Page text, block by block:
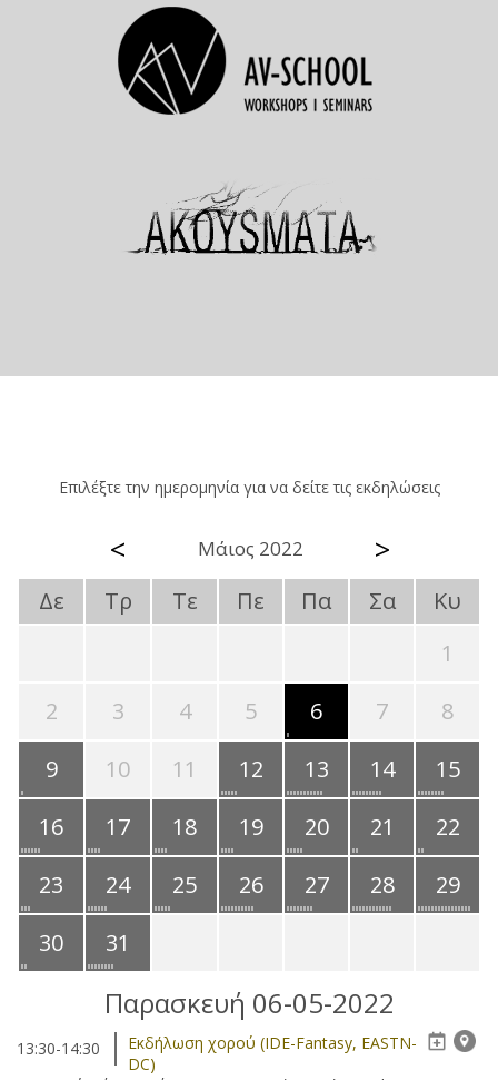
Επιλέξτε την ημερομηνία για να δείτε τις εκδηλώσεις
< Μάιος 2022 >
Δε Τρ Τε Πε Πα Σα
Κυ
1
2
3 4 5 6 7
8
9
10 11 12 13 14
15
16
17 18 19 20 21
22
23
24 25 26 27 28
29
30
31
Παρασκευή 06-05-2022
13:30-14:30
Eκδήλωση χορού (IDE-Fantasy, EASTN-
DC)